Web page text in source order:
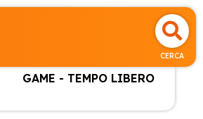
CERCA
GAME - TEMPO LIBERO